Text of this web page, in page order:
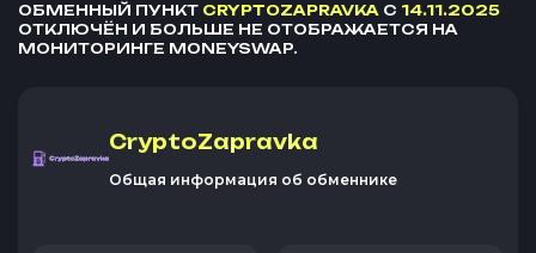
ОБМЕННЫЙ ПУНКТ CRYPTOZAPRAVKA С 14.11.2025
ОТКЛЮЧЁН И БОЛЬШЕ НЕ ОТОБРАЖАЕТСЯ НА
МОНИТОРИНГЕ MONEYSWAP.
CryptoZapravka
Общая информация об обменнике